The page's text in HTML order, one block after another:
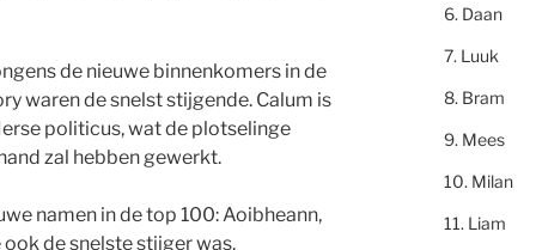
de nieuwe binnenkomers in de
waren de snelst stijgende. Calum is
politicus, wat de plotselinge
zal hebben gewerkt.
namen in de top 100: Aoibheann,
de snelste stijger was.
Daan
Luuk
Bram
Mees
Milan
Liam